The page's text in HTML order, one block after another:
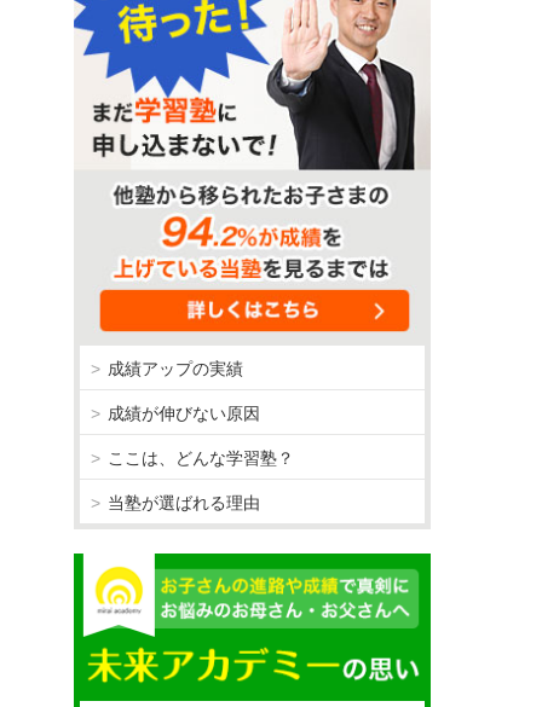
成績アップの実績
成績が伸びない原因
ここは、どんな学習塾？
当塾が選ばれる理由